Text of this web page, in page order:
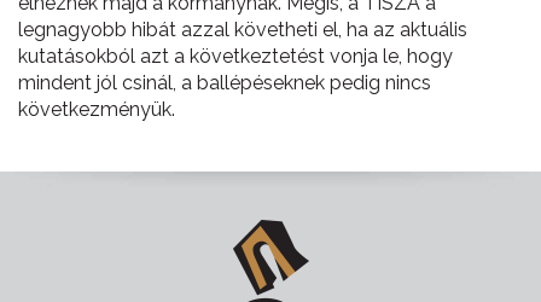
legnagyobb hibát azzal követheti el, ha az aktuális
kutatásokból azt a következtetést vonja le, hogy
mindent jól csinál, a ballépéseknek pedig nincs
következményük.